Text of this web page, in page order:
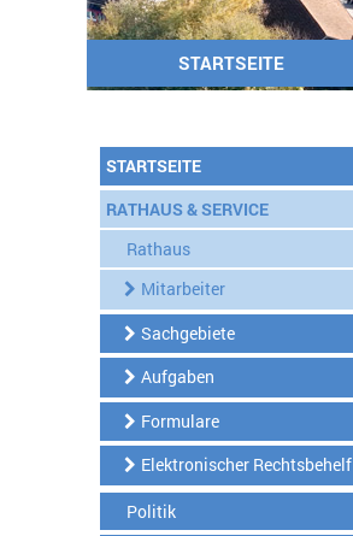
STARTSEITE
STARTSEITE
RATHAUS & SERVICE
Rathaus
Mitarbeiter
Sachgebiete
Aufgaben
Formulare
Elektronischer Rechtsbehelf
Politik